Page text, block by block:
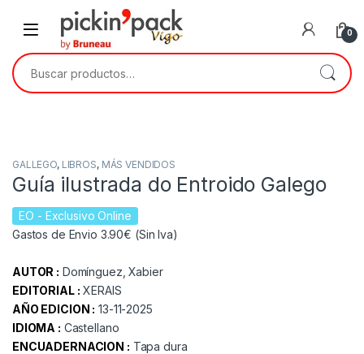
Skip to navigation
Skip to content
0
Buscar por:
GALLEGO, LIBROS, MÁS VENDIDOS
Guía ilustrada do Entroido Galego
EO - Exclusivo Online
Gastos de Envio 3.90€ (Sin Iva)
AUTOR : Domínguez, Xabier
EDITORIAL : XERAIS
AÑO EDICION : 13-11-2025
IDIOMA : Castellano
ENCUADERNACION : Tapa dura